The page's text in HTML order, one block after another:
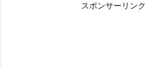
スポンサーリンク